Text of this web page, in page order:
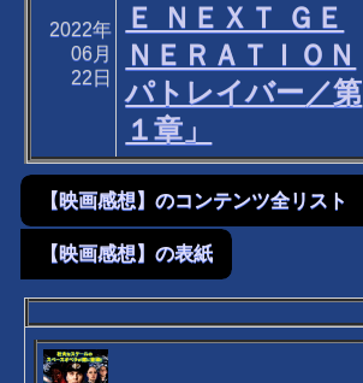
2022年
06月
22日
Ｅ ＮＥＸＴ ＧＥ
ＮＥＲＡＴＩＯＮ
パトレイバー／第
１章」
【映画感想】のコンテンツ全リスト
【映画感想】の表紙